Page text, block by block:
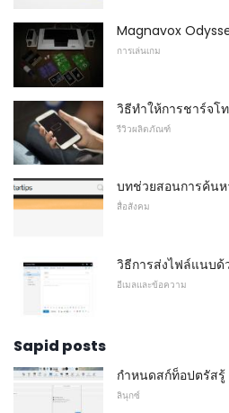
Magnavox
การเล่นเกม
วิธีทำให้การชาร์จโ
รีวิวผลิตภัณฑ์
บทช่วยสอนการค้น
สื่อสังคม
วิธีการส่งไฟล์แนบ
อีเมลและข้อความ
Sapid posts
กำหนดสก์ท็อปตรัส
ลินุกซ์